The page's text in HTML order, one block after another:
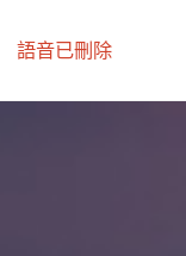
語音已刪除